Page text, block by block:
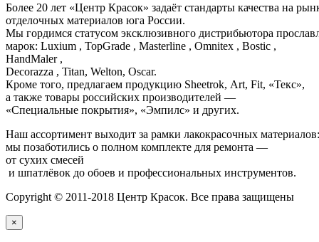
Более 20 лет «Центр Красок» задаёт стандарты качества на
отделочных материалов юга России.
Мы гордимся статусом эксклюзивного дистрибьютора
марок: Luxium , TopGrade , Masterline , Omnitex , Bostic ,
HandMaler ,
Decorazza , Titan, Welton, Oscar.
Кроме того, предлагаем продукцию Sheetrok, Art, Fit, «Текс»,
а также товары российских производителей —
«Специальные покрытия», «Эмпилс» и других.
Наш ассортимент выходит за рамки лакокрасочных
мы позаботились о полном комплекте для ремонта —
от сухих смесей
и шпатлёвок до обоев и профессиональных инструментов.
Copyright © 2011-2018 Центр Красок. Все права защищены
×